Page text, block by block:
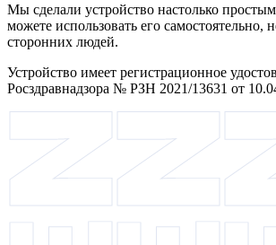
Мы сделали устройство настолько
можете использовать его самостоятельно,
сторонних людей.
Устройство имеет регистрационное
Росздравнадзора № РЗН 2021/13631 от